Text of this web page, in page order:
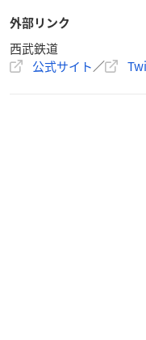
2020年12月18日(金)〜
※自動改札機をご利用く
員にお見せください。
外部リンク
西武鉄道
公式サイト／